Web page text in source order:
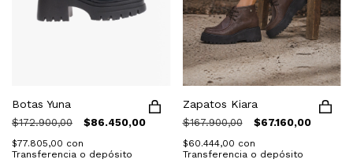
Botas Yuna
$172.900,00 $86.450,00
$77.805,00 con
Transferencia o depósito
Zapatos Kiara
$167.900,00 $67.160,00
$60.444,00 con
Transferencia o depósito